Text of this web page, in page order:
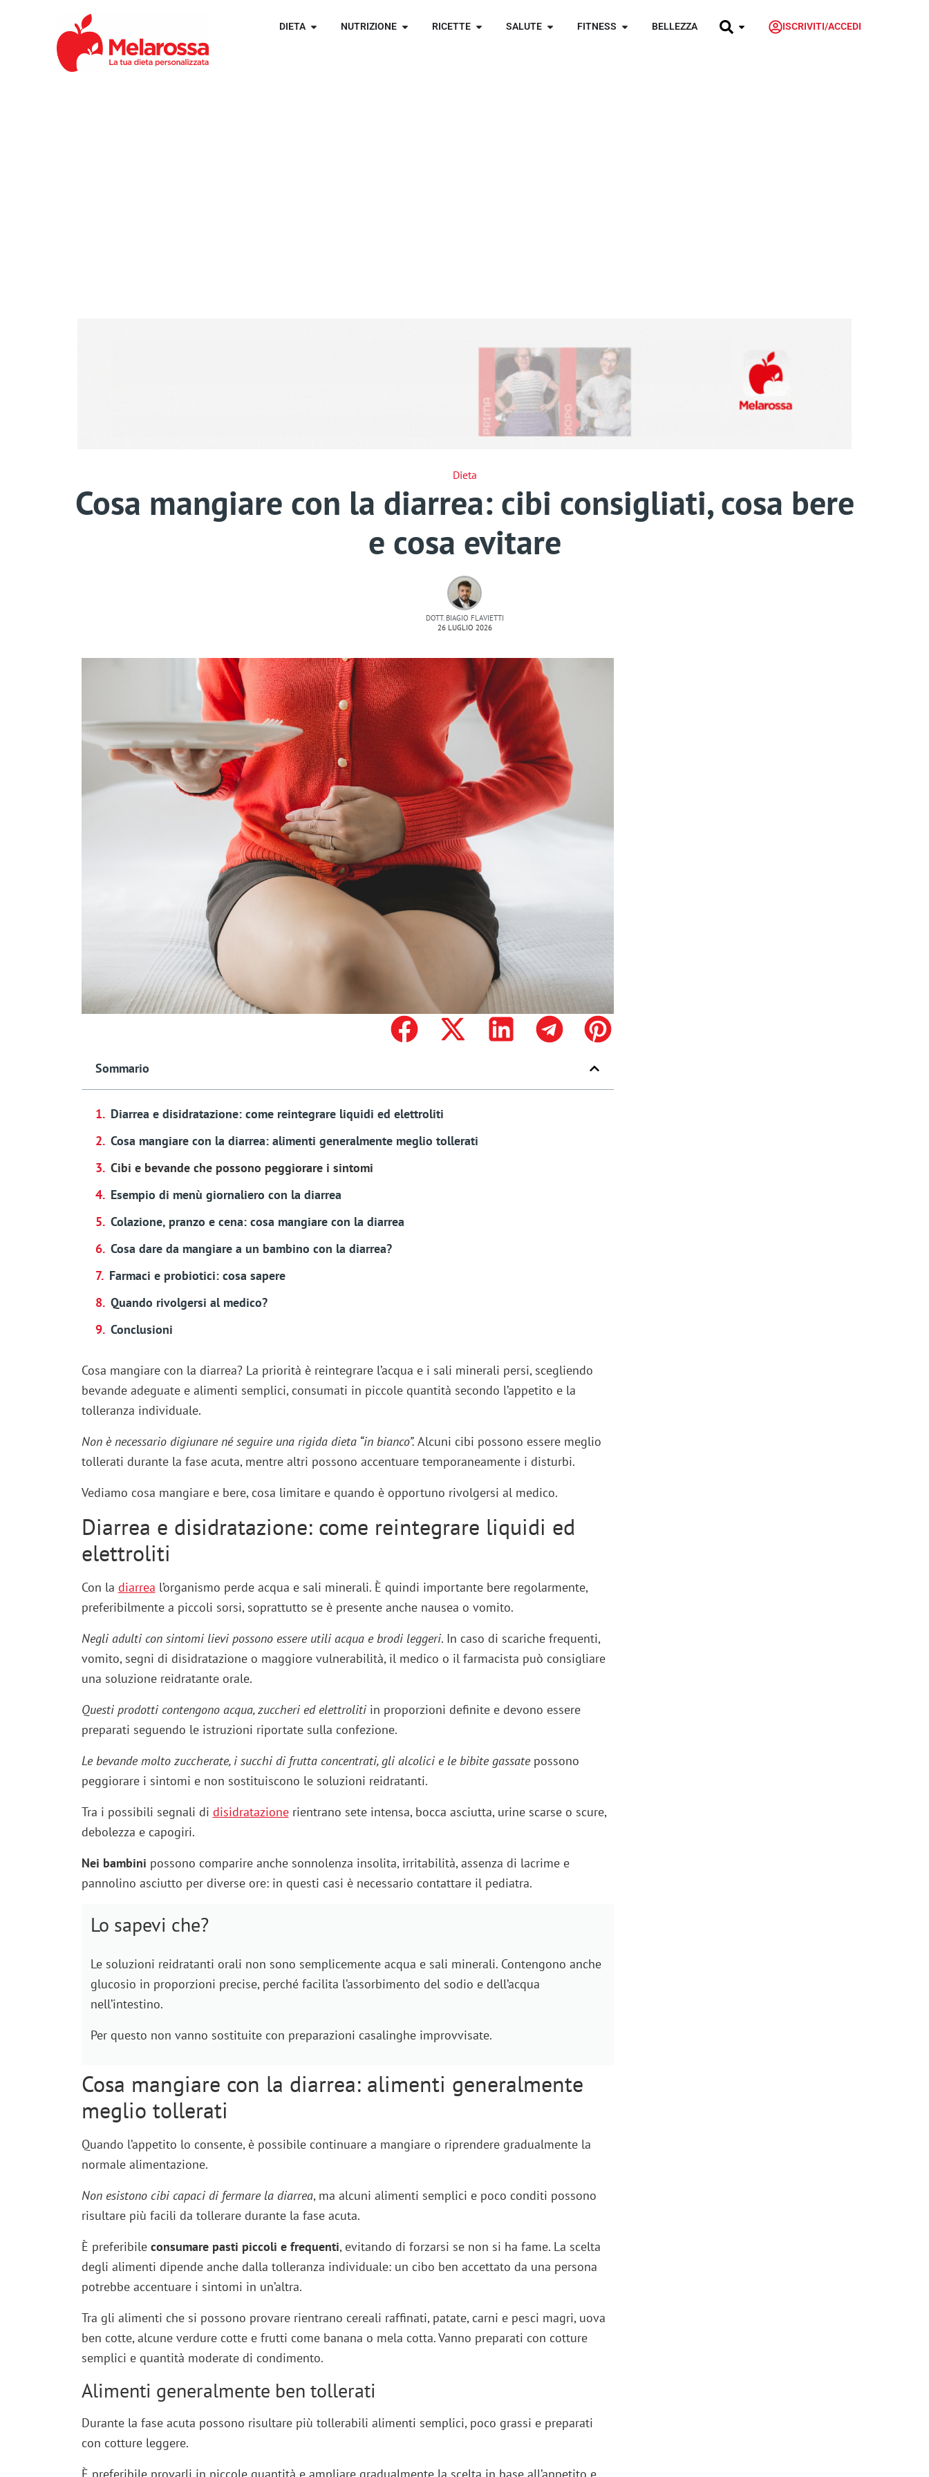
DIETA NUTRIZIONE RICETTE SALUTE FITNESS BELLEZZA ISCRIVITI/ACCEDI
Dieta
Cosa mangiare con la diarrea: cibi consigliati, cosa bere
e cosa evitare
DOTT. BIAGIO FLAVIETTI
26 LUGLIO 2026
Sommario
Diarrea e disidratazione: come reintegrare liquidi ed elettroliti
Cosa mangiare con la diarrea: alimenti generalmente meglio tollerati
Cibi e bevande che possono peggiorare i sintomi
Esempio di menù giornaliero con la diarrea
Colazione, pranzo e cena: cosa mangiare con la diarrea
Cosa dare da mangiare a un bambino con la diarrea?
Farmaci e probiotici: cosa sapere
Quando rivolgersi al medico?
Conclusioni
Cosa mangiare con la diarrea? La priorità è reintegrare l’acqua e i sali minerali persi, scegliendo
bevande adeguate e alimenti semplici, consumati in piccole quantità secondo l’appetito e la
tolleranza individuale.
Non è necessario digiunare né seguire una rigida dieta “in bianco”. Alcuni cibi possono essere meglio
tollerati durante la fase acuta, mentre altri possono accentuare temporaneamente i disturbi.
Vediamo cosa mangiare e bere, cosa limitare e quando è opportuno rivolgersi al medico.
Diarrea e disidratazione: come reintegrare liquidi ed
elettroliti
Con la diarrea l’organismo perde acqua e sali minerali. È quindi importante bere regolarmente,
preferibilmente a piccoli sorsi, soprattutto se è presente anche nausea o vomito.
Negli adulti con sintomi lievi possono essere utili acqua e brodi leggeri. In caso di scariche frequenti,
vomito, segni di disidratazione o maggiore vulnerabilità, il medico o il farmacista può consigliare
una soluzione reidratante orale.
Questi prodotti contengono acqua, zuccheri ed elettroliti in proporzioni definite e devono essere
preparati seguendo le istruzioni riportate sulla confezione.
Le bevande molto zuccherate, i succhi di frutta concentrati, gli alcolici e le bibite gassatepossono
peggiorare i sintomi e non sostituiscono le soluzioni reidratanti.
Tra i possibili segnali di disidratazionerientrano sete intensa, bocca asciutta, urine scarse o scure,
debolezza e capogiri.
Nei bambini possono comparire anche sonnolenza insolita, irritabilità, assenza di lacrime e
pannolino asciutto per diverse ore: in questi casi è necessario contattare il pediatra.
Lo sapevi che?
Le soluzioni reidratanti orali non sono semplicemente acqua e sali minerali. Contengono anche
glucosio in proporzioni precise, perché facilita l’assorbimento del sodio e dell’acqua
nell’intestino.
Per questo non vanno sostituite con preparazioni casalinghe improvvisate.
Cosa mangiare con la diarrea: alimenti generalmente
meglio tollerati
Quando l’appetito lo consente, è possibile continuare a mangiare o riprendere gradualmente la
normale alimentazione.
Non esistono cibi capaci di fermare la diarrea, ma alcuni alimenti semplici e poco conditi possono
risultare più facili da tollerare durante la fase acuta.
È preferibile consumare pasti piccoli e frequenti, evitando di forzarsi se non si ha fame. La scelta
degli alimenti dipende anche dalla tolleranza individuale: un cibo ben accettato da una persona
potrebbe accentuare i sintomi in un’altra.
Tra gli alimenti che si possono provare rientrano cereali raffinati, patate, carni e pesci magri, uova
ben cotte, alcune verdure cotte e frutti come banana o mela cotta. Vanno preparati con cotture
semplici e quantità moderate di condimento.
Alimenti generalmente ben tollerati
Durante la fase acuta possono risultare più tollerabili alimenti semplici, poco grassi e preparati
con cotture leggere.